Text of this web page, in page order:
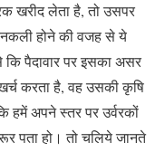
खरीद लेता है, तो उसपर
नकली होने की वजह से ये
कि पैदावार पर इसका असर
करता है, वह उसकी कृषि
हमें अपने स्तर पर उर्वरकों
पता हो। तो चलिये जानते